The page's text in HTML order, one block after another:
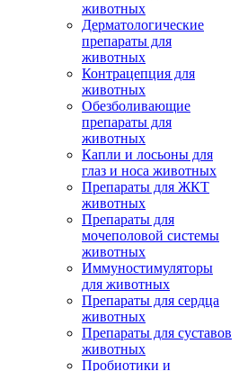
животных
Дерматологические
препараты для
животных
Контрацепция для
животных
Обезболивающие
препараты для
животных
Капли и лосьоны для
глаз и носа животных
Препараты для ЖКТ
животных
Препараты для
мочеполовой системы
животных
Иммуностимуляторы
для животных
Препараты для сердца
животных
Препараты для суставов
животных
Пробиотики и